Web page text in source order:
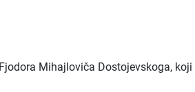
Mihajloviča Dostojevskoga, koji